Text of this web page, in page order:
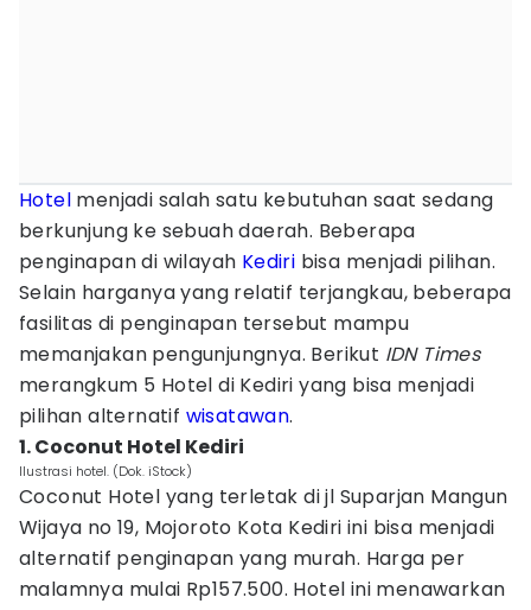
Hotel menjadi salah satu kebutuhan saat sedang
berkunjung ke sebuah daerah. Beberapa
penginapan di wilayah Kediri bisa menjadi pilihan.
Selain harganya yang relatif terjangkau, beberapa
fasilitas di penginapan tersebut mampu
memanjakan pengunjungnya. Berikut IDN Times
merangkum 5 Hotel di Kediri yang bisa menjadi
pilihan alternatif wisatawan.
1. Coconut Hotel Kediri
Ilustrasi hotel. (Dok. iStock)
Coconut Hotel yang terletak di jl Suparjan Mangun
Wijaya no 19, Mojoroto Kota Kediri ini bisa menjadi
alternatif penginapan yang murah. Harga per
malamnya mulai Rp157.500. Hotel ini menawarkan